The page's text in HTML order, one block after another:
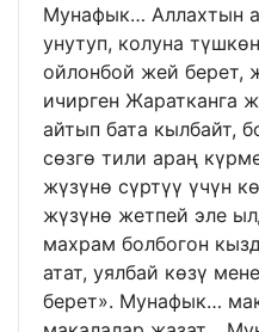
Мунафык… Аллахтын
унутуп, колуна
ойлонбой жей берет,
ичирген Жаратканга
айтып бата кылбайт,
сөзгө тили араң
жүзүнө сүртүү үчүн
жүзүнө жетпей эле
махрам болбогон
атат, уялбай көзү
берет». Мунафык…